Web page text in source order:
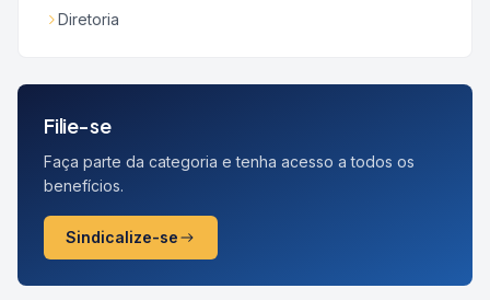
Diretoria
Filie-se
Faça parte da categoria e tenha acesso a todos os
benefícios.
Sindicalize-se